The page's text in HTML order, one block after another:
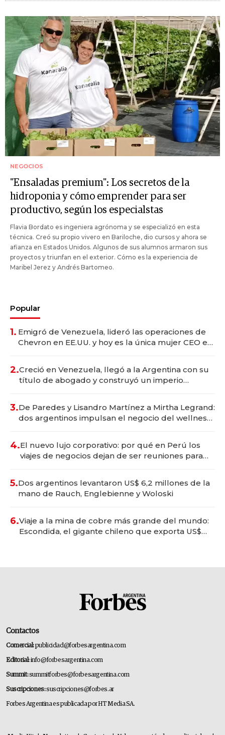
NEGOCIOS
"Ensaladas premium": Los secretos de la
hidroponia y cómo emprender para ser
productivo, según los especialstas
Flavia Bordato es ingeniera agrónoma y se especializó en esta
técnica. Creó su propio vivero en Bariloche, dio cursos y ahora se
afianza en Estados Unidos. Algunos de sus alumnos armaron sus
proyectos y triunfan en el exterior. Cómo es la experiencia de
Maribel Jerez y Andrés Bartomeo.
Popular
1. Emigró de Venezuela, lideró las operaciones de
Chevron en EE.UU. y hoy es la única mujer CEO en
2.Creció en Venezuela, llegó a la Argentina con su
título de abogado y construyó un imperio
3.De Paredes y Lisandro Martínez a Mirtha Legrand:
dos argentinos impulsan el negocio del wellness
4.El nuevo lujo corporativo: por qué en Perú los
viajes de negocios dejan de ser reuniones para
5.Dos argentinos levantaron US$ 6,2 millones de la
mano de Rauch, Englebienne y Woloski
6.Viaje a la mina de cobre más grande del mundo:
Escondida, el gigante chileno que exporta US$
Contactos
Comercial:publicidad@forbesargentina.com
Editorial:info@forbesargentina.com
Summit:summitforbes@forbesargentina.com
Suscripciones:suscripciones@forbes.ar
Forbes Argentina es publicada por HT Media SA.